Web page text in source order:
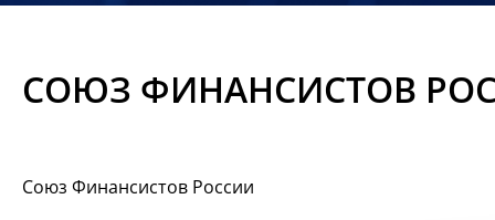
СОЮЗ ФИНАНСИСТОВ
Союз Финансистов России